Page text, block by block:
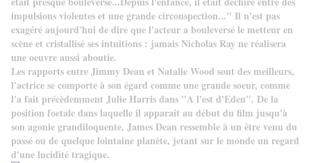
impulsions violentes et une grande circonspection..." Il n'est pas
exagéré aujourd'hui de dire que l'acteur a bouleversé le metteur en
scène et cristallisé ses intuitions : jamais Nicholas Ray ne réalisera
une oeuvre aussi aboutie.
Les rapports entre Jimmy Dean et Natalie Wood sont des meilleurs,
l'actrice se comporte à son égard comme une grande soeur, comme
l'a fait précèdemment Julie Harris dans "A l'est d'Eden". De la
position foetale dans laquelle il apparaît au début du film jusqu'à
son agonie grandiloquente, James Dean ressemble à un être venu du
passé ou de quelque lointaine planète, jetant sur le monde un regard
d'une lucidité tragique.